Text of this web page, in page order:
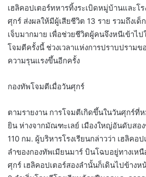
เฮลิคอปเตอร์ทหารทิ้งระเบิดหมู่บ้านและโ
ศุกร์ ส่งผลให้มีผู้เสียชีวิต 13 ราย รวมถึงเ
เจ็บมากมาย เพื่อช่วยชีวิตผู้คนจึงหนีเข้าไป
โจมตีครั้งนี้ ช่วงเวลาแห่งการปราบปรามข
ความรุนแรงขึ้นอีกครั้ง
กองทัพโจมตีเมื่อวันศุกร์
ตามรายงาน การโจมตีเกิดขึ้นในวันศุกร์ที่
ยิน ห่างจากมัณฑะเลย์ เมืองใหญ่อันดับสอ
110 กม. ผู้บริหารโรงเรียนกล่าวว่า เฮลิคอ
ลำของกองทัพเมียนมาร์ บินโฉบอยู่ทางเห
ศุกร์ เฮลิคอปเตอร์สองลำนั้นก็เดินไปข้าง